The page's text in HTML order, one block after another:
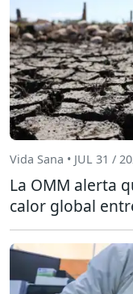
Vida Sana • JUL 31 /
La OMM alerta
calor global